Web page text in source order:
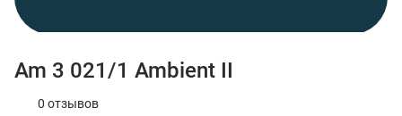
Am 3 021/1 Ambient II
0 отзывов